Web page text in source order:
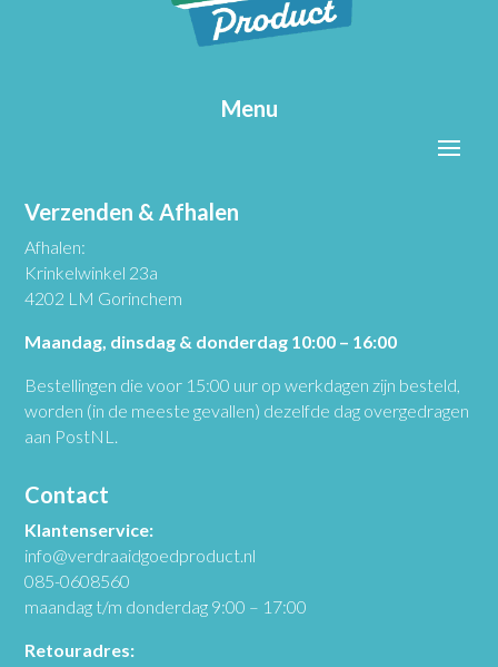
Menu
Verzenden & Afhalen
Afhalen:
Krinkelwinkel 23a
4202 LM Gorinchem
Maandag, dinsdag & donderdag 10:00 – 16:00
Bestellingen die voor 15:00 uur op werkdagen zijn besteld,
worden (in de meeste gevallen) dezelfde dag overgedragen
aan PostNL.
Contact
Klantenservice:
info@verdraaidgoedproduct.nl
085-0608560
maandag t/m donderdag 9:00 – 17:00
Retouradres: